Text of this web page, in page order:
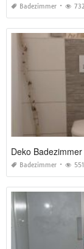
Badezimmer
Deko
Badezimmer